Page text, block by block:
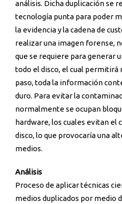
análisis. Dicha duplicación se
tecnología punta para poder
la evidencia y la cadena de
realizar una imagen forense,
que se requiere para generar
todo el disco, el cual
paso, toda la información
duro. Para evitar la
normalmente se ocupan
hardware, los cuales evitan el
disco, lo que provocaría una
medios.
Análisis
Proceso de aplicar técnicas
medios duplicados por medio